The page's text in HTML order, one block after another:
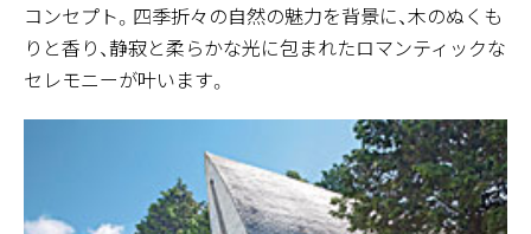
コンセプト。四季折々の自然の魅力を背景に、木のぬくも
りと香り、静寂と柔らかな光に包まれたロマンティックな
セレモニーが叶います。